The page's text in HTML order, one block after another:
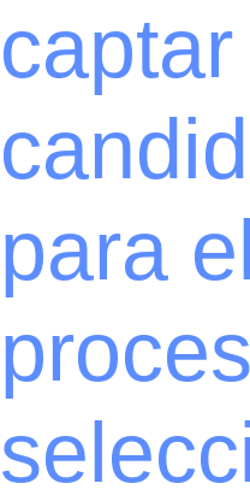
captar
para el